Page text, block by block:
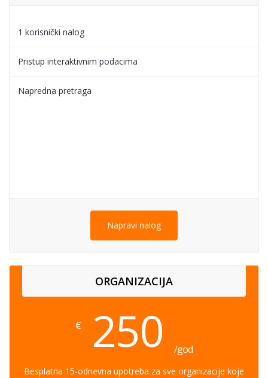
1 korisnički nalog
Pristup interaktivnim podacima
Napredna pretraga
Napravi nalog
ORGANIZACIJA
€250 /god
Besplatna 15-odnevna upotreba za sve organizacije koje